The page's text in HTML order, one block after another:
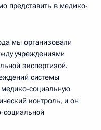
представить в медико-
мы организовали
учреждениями
экспертизой.
системы
социальную
контроль, и он
социальной